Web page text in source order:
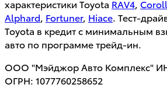
характеристики Toyota RAV4,
Alphard, Fortuner, Hiace. Тест-
Toyota в кредит с минимальным
авто по программе трейд-ин.
ООО "Мэйджор Авто Комплекс"
ОГРН: 1077760258652